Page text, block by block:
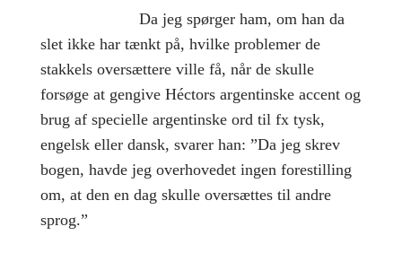
Da jeg spørger ham, om han da
slet ikke har tænkt på, hvilke problemer de
stakkels oversættere ville få, når de skulle
forsøge at gengive Héctors argentinske accent og
brug af specielle argentinske ord til fx tysk,
engelsk eller dansk, svarer han: ”Da jeg skrev
bogen, havde jeg overhovedet ingen forestilling
om, at den en dag skulle oversættes til andre
sprog.”